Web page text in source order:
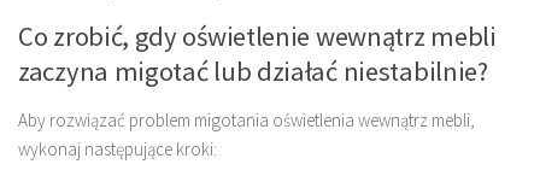
Co zrobić, gdy oświetlenie wewnątrz mebli
zaczyna migotać lub działać niestabilnie?
Aby rozwiązać problem migotania oświetlenia wewnątrz mebli,
wykonaj następujące kroki: